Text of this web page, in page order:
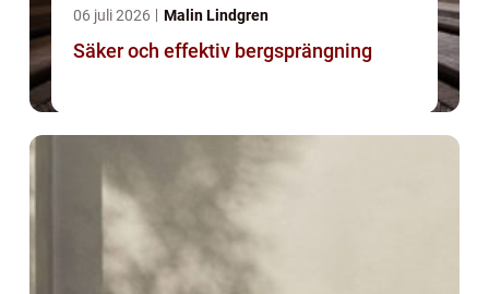
06 juli 2026 Malin Lindgren
Säker och effektiv bergsprängning